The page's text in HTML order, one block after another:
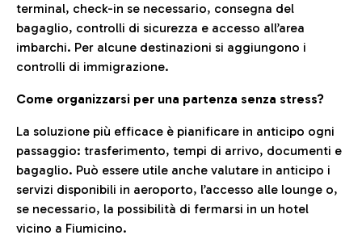
terminal, check-in se necessario, consegna del
bagaglio, controlli di sicurezza e accesso all’area
imbarchi. Per alcune destinazioni si aggiungono i
controlli di immigrazione.
Come organizzarsi per una partenza senza stress?
La soluzione più efficace è pianificare in anticipo ogni
passaggio: trasferimento, tempi di arrivo, documenti e
bagaglio. Può essere utile anche valutare in anticipo i
servizi disponibili in aeroporto, l’accesso alle lounge o,
se necessario, la possibilità di fermarsi in un hotel
vicino a Fiumicino.